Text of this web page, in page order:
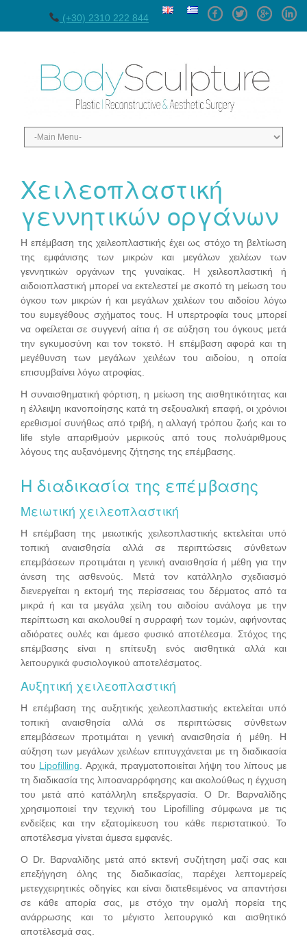
(+30) 2310 222 844
FacebookTwitterGPlus
Χειλεοπλαστική
γεννητικών οργάνων
Η επέμβαση της χειλεοπλαστικής έχει ως στόχο τη βελτίωση
της εμφάνισης των μικρών και μεγάλων χειλέων των
γεννητικών οργάνων της γυναίκας. Η χειλεοπλαστική ή
αιδοιοπλαστική μπορεί να εκτελεστεί με σκοπό τη μείωση του
όγκου των μικρών ή και μεγάλων χειλέων του αιδοίου λόγω
του ευμεγέθους σχήματος τους. Η υπερτροφία τους μπορεί
να οφείλεται σε συγγενή αίτια ή σε αύξηση του όγκους μετά
την εγκυμοσύνη και τον τοκετό. Η επέμβαση αφορά και τη
μεγέθυνση των μεγάλων χειλέων του αιδοίου, η οποία
επισυμβαίνει λόγω ατροφίας.
Η συναισθηματική φόρτιση, η μείωση της αισθητικότητας και
η έλλειψη ικανοποίησης κατά τη σεξουαλική επαφή, οι χρόνιοι
ερεθισμοί συνήθως από τριβή, η αλλαγή τρόπου ζωής και το
life style απαριθμούν μερικούς από τους πολυάριθμους
λόγους της αυξανόμενης ζήτησης της επέμβασης.
Η διαδικασία της επέμβασης
Μειωτική χειλεοπλαστική
Η επέμβαση της μειωτικής χειλεοπλαστικής εκτελείται υπό
τοπική αναισθησία αλλά σε περιπτώσεις σύνθετων
επεμβάσεων προτιμάται η γενική αναισθησία ή μέθη για την
άνεση της ασθενούς. Μετά τον κατάλληλο σχεδιασμό
διενεργείται η εκτομή της περίσσειας του δέρματος από τα
μικρά ή και τα μεγάλα χείλη του αιδοίου ανάλογα με την
περίπτωση και ακολουθεί η συρραφή των τομών, αφήνοντας
αδιόρατες ουλές και άμεσο φυσικό αποτέλεσμα. Στόχος της
επέμβασης είναι η επίτευξη ενός αισθητικά αλλά και
λειτουργικά φυσιολογικού αποτελέσματος.
Αυξητική χειλεοπλαστική
Η επέμβαση της αυξητικής χειλεοπλαστικής εκτελείται υπό
τοπική αναισθησία αλλά σε περιπτώσεις σύνθετων
επεμβάσεων προτιμάται η γενική αναισθησία ή μέθη. Η
αύξηση των μεγάλων χειλέων επιτυγχάνεται με τη διαδικασία
του Lipofilling . Αρχικά, πραγματοποιείται λήψη του λίπους με
τη διαδικασία της λιποαναρρόφησης και ακολούθως η έγχυση
του μετά από κατάλληλη επεξεργασία. Ο Dr. Βαρναλίδης
χρησιμοποιεί την τεχνική του Lipofilling σύμφωνα με τις
ενδείξεις και την εξατομίκευση του κάθε περιστατικού. Το
αποτέλεσμα γίνεται άμεσα εμφανές.
Ο Dr. Βαρναλίδης μετά από εκτενή συζήτηση μαζί σας και
επεξήγηση όλης της διαδικασίας, παρέχει λεπτομερείς
μετεγχειρητικές οδηγίες και είναι διατεθειμένος να απαντήσει
σε κάθε απορία σας, με στόχο την ομαλή πορεία της
ανάρρωσης και το μέγιστο λειτουργικό και αισθητικό
αποτέλεσμά σας.